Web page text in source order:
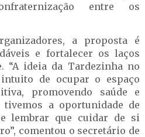
entre os
a proposta é
e fortalecer os laços
“A ideia da Tardezinha no
de ocupar o espaço
promovendo saúde e
tivemos a oportunidade de
lembrar que cuidar de si
comentou o secretário de